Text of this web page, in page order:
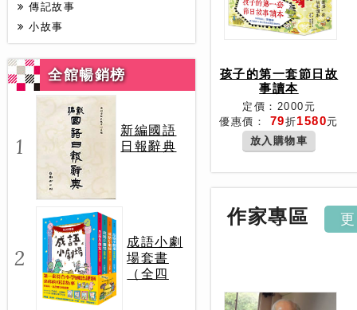
傳記故事
小故事
全館暢銷榜
1
新編國語
日報辭典
2
成語小劇
場套書
（全四
孩子的第一套節日故
事讀本
定價：2000元
優惠價： 79折1580元
放入購物車
作家專區